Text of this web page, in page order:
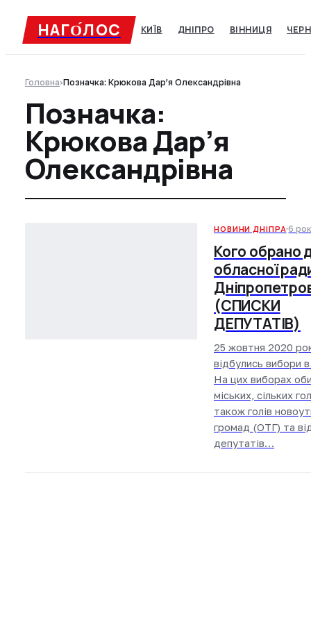
НАГО́ЛОC КИЇВ ДНІПРО ВІННИЦЯ
Головна›Позначка: Крюкова Дар’я Олександрівна
Позначка:
Крюкова Дар’я
Олександрівна
НОВИНИ ДНІПРА 6
Кого обрано
обласної
(СПИСКИ
ДЕПУТАТІВ)
25 жовтня 2020
відбулись вибори в
На цих виборах
міських, сільких
також голів
громад (ОТГ) та
депутатів…